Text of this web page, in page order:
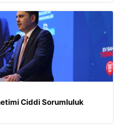
Ciddi Sorumluluk